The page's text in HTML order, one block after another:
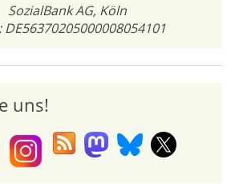
SozialBank AG, Köln
DE56370205000008054101
uns!